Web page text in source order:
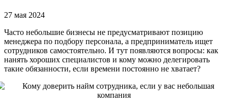
27 мая 2024
Часто небольшие бизнесы не предусматривают позицию
менеджера по подбору персонала, а предприниматель ищет
сотрудников самостоятельно. И тут появляются вопросы: как
нанять хороших специалистов и кому можно делегировать
такие обязанности, если времени постоянно не хватает?